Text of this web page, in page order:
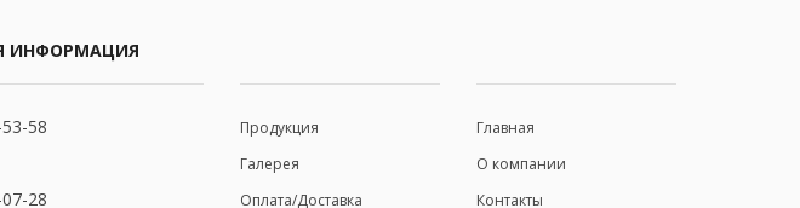
ИНФОРМАЦИЯ
58
28
Продукция
Галерея
Оплата/Доставка
Главная
О компании
Контакты